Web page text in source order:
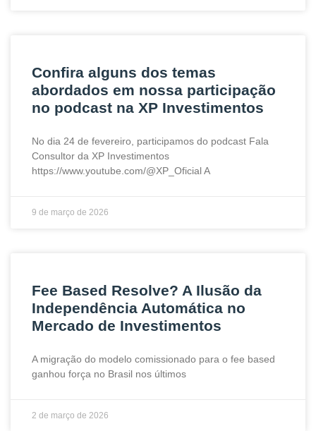
Confira alguns dos temas
abordados em nossa participação
no podcast na XP Investimentos
No dia 24 de fevereiro, participamos do podcast Fala
Consultor da XP Investimentos
https://www.youtube.com/@XP_Oficial A
9 de março de 2026
Fee Based Resolve? A Ilusão da
Independência Automática no
Mercado de Investimentos
A migração do modelo comissionado para o fee based
ganhou força no Brasil nos últimos
2 de março de 2026